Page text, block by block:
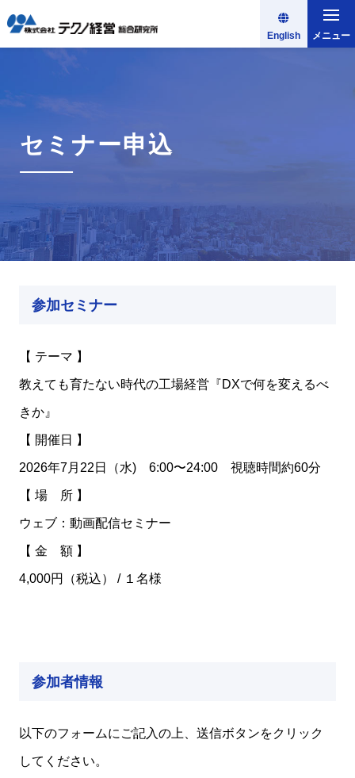
English メニュー
セミナー申込
参加セミナー
【 テーマ 】
教えても育たない時代の工場経営『DXで何を変えるべ
きか』
【 開催日 】
2026年7月22日（水) 6:00〜24:00 視聴時間約60分
【 場 所 】
ウェブ：動画配信セミナー
【 金 額 】
4,000円（税込） / １名様
参加者情報
以下のフォームにご記入の上、送信ボタンをクリック
してください。